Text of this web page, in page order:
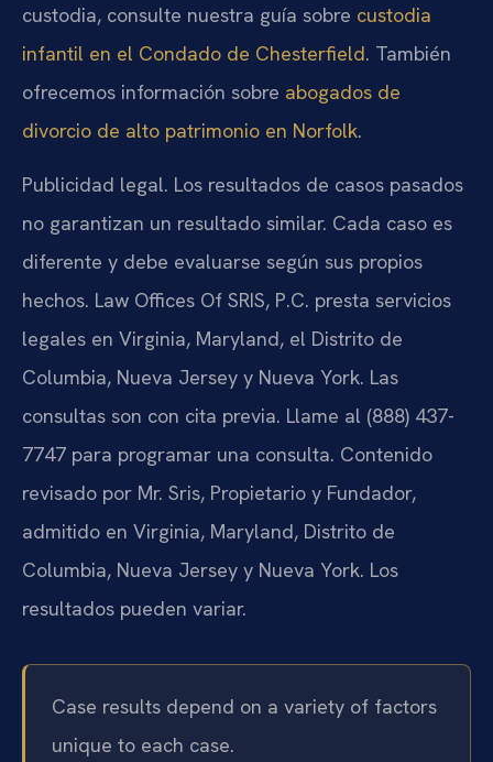
custodia, consulte nuestra guía sobre custodia
infantil en el Condado de Chesterfield. También
ofrecemos información sobre abogados de
divorcio de alto patrimonio en Norfolk.
Publicidad legal. Los resultados de casos pasados
no garantizan un resultado similar. Cada caso es
diferente y debe evaluarse según sus propios
hechos. Law Offices Of SRIS, P.C. presta servicios
legales en Virginia, Maryland, el Distrito de
Columbia, Nueva Jersey y Nueva York. Las
consultas son con cita previa. Llame al (888) 437-
7747 para programar una consulta. Contenido
revisado por Mr. Sris, Propietario y Fundador,
admitido en Virginia, Maryland, Distrito de
Columbia, Nueva Jersey y Nueva York. Los
resultados pueden variar.
Case results depend on a variety of factors
unique to each case.